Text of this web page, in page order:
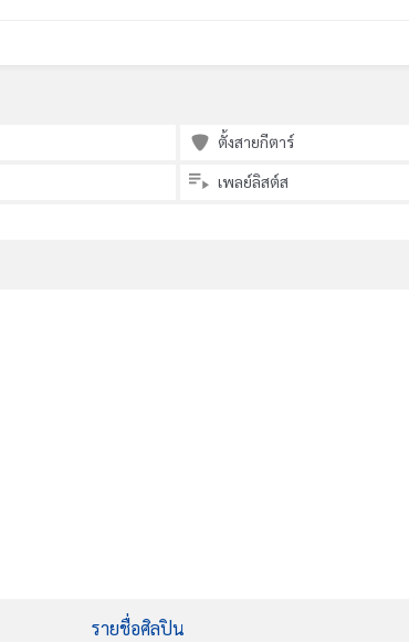
ตั้งสายกีตาร์
เพลย์ลิสต์ส
รายชื่อศิลปิน